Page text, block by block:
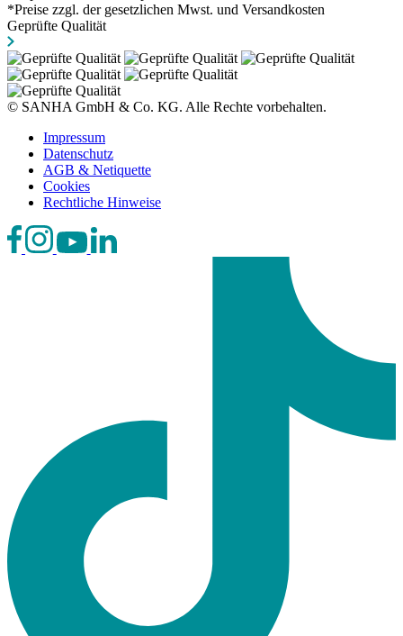
*Preise zzgl. der gesetzlichen Mwst. und Versandkosten
Geprüfte Qualität
© SANHA GmbH & Co. KG. Alle Rechte vorbehalten.
Impressum
Datenschutz
AGB & Netiquette
Cookies
Rechtliche Hinweise